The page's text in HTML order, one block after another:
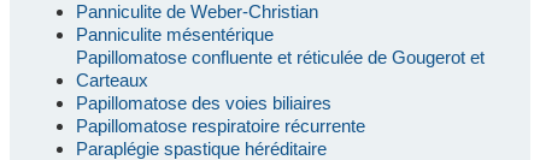
Panniculite de Weber-Christian
Panniculite mésentérique
Papillomatose confluente et réticulée de Gougerot et
Carteaux
Papillomatose des voies biliaires
Papillomatose respiratoire récurrente
Paraplégie spastique héréditaire